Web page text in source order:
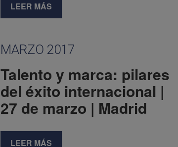
LEER MÁS
MARZO 2017
Talento y marca: pilares
del éxito internacional |
27 de marzo | Madrid
LEER MÁS